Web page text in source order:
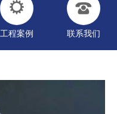
工程案例 联系我们